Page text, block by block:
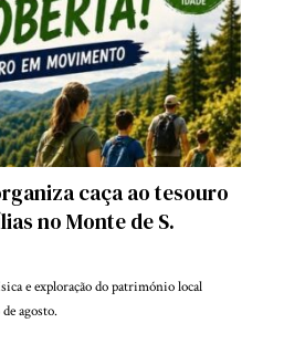
caça ao tesouro
no Monte de S.
e exploração do património local
agosto.